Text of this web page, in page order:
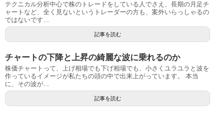
テクニカル分析中心で株のトレードをしている人でさえ、長期の月足チ
ャートなど、全く見ないというトレーダーの方も、案外いらっしゃるの
ではないです...
記事を読む
チャートの下降と上昇の綺麗な波に乗れるのか
株価チャートって、上げ相場でも下げ相場でも、小さくユラユラと波を
作っているイメージが私たちの頭の中で出来上がっています。 本当
に、その波が...
記事を読む